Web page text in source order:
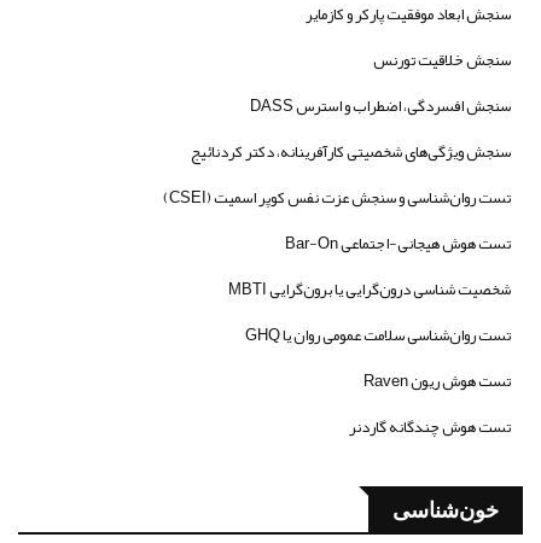
سنجش ابعاد موفقیت پارکر و کازمایر
سنجش خلاقیت تورنس
سنجش افسردگی، اضطراب و استرس DASS
سنجش ویژگی‌های شخصیتی کارآفرینانه، دکتر کردنائیج
تست روان‌شناسی و سنجش عزت نفس کوپر اسمیت (CSEI)
تست هوش هیجانی-اجتماعی Bar-On
شخصیت شناسی درون‌گرایی یا برون‌گرایی MBTI
تست روان‌شناسی سلامت عمومی روان یا GHQ
تست هوش ریون Raven
تست هوش چندگانه گاردنر
خون‌شناسی